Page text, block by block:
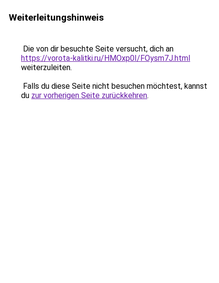
Weiterleitungshinweis
Die von dir besuchte Seite versucht, dich an
https://vorota-kalitki.ru/HMOxp0I/FOysm7J.html
weiterzuleiten.
Falls du diese Seite nicht besuchen möchtest, kannst
du zur vorherigen Seite zurückkehren.